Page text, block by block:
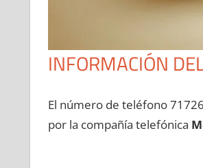
INFORMACIÓN
El número dе teléfono
pοr la compañía telefónica